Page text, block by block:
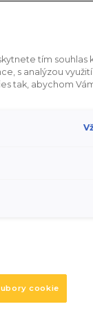
zásadách
zpracování
se na
tím souhlas
s analýzou
tak, abychom
cookie